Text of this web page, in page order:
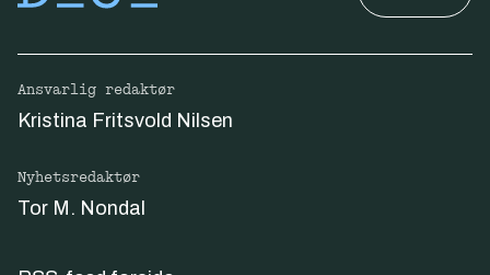
Ansvarlig redaktør
Kristina Fritsvold Nilsen
Nyhetsredaktør
Tor M. Nondal